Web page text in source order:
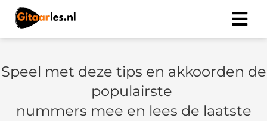
Speel met deze tips en akkoorden de
populairste
nummers mee en lees de laatste